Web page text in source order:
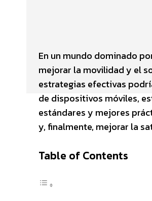
En un mundo dominado
mejorar la movilidad y el
estrategias efectivas
de dispositivos móviles,
estándares y mejores
y, finalmente, mejorar la
Table of Contents